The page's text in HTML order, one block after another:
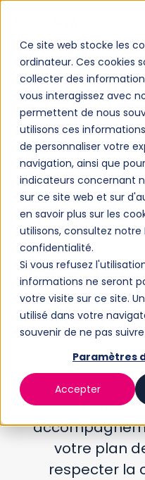
Ce site web stocke les
ordinateur. Ces cookies
collecter des
vous interagissez avec
permettent de nous
utilisons ces
de personnaliser votre
navigation, ainsi que
indicateurs concernant
sur ce site web et sur
en savoir plus sur les
utilisons, consultez notre
confidentialité.
Si vous refusez
informations ne seront
votre visite sur ce site.
utilisé dans votre
souvenir de ne pas
Paramètres
Accepter
la
mise en
Acteur
votre plan
respecter la